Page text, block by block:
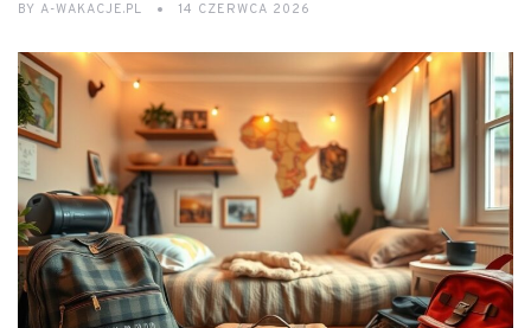
BY A-WAKACJE.PL 14 CZERWCA 2026